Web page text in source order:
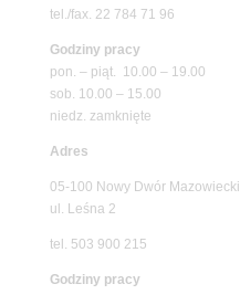
tel./fax. 22 784 71 96
Godziny pracy
pon. – piąt. 10.00 – 19.00
sob. 10.00 – 15.00
niedz. zamknięte
Adres
05-100 Nowy Dwór Mazowiecki
ul. Leśna 2
tel. 503 900 215
Godziny pracy